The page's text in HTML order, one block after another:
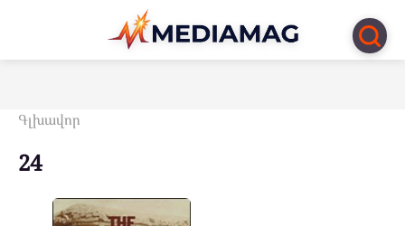
Перейти
контенту
Գլխավոր
24